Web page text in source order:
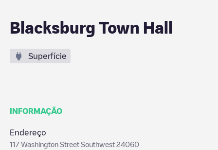
Blacksburg Town Hall
Superfície
INFORMAÇÃO
Endereço
117 Washington Street Southwest 24060